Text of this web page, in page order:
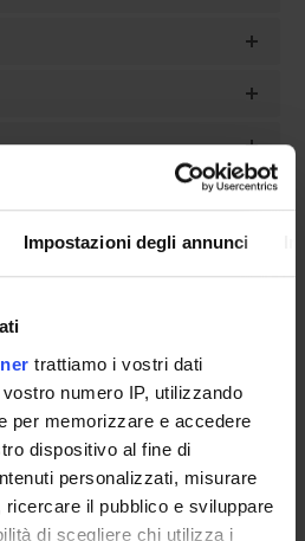
Impostazioni degli annunci
trattiamo i vostri dati
numero IP, utilizzando
per memorizzare e accedere
dispositivo al fine di
personalizzati, misurare
il pubblico e sviluppare
di scegliere chi utilizza i
OFFICES
OFFICES